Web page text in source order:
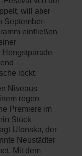
will aber
September-
einfließen
Hengstparade
lockt.
Niveaus
regen
Premiere im
Stück
Ulonska, der
Neustädter
Mit dem